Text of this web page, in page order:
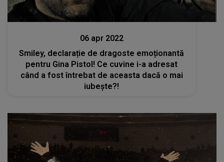
Stiri mondene
06 apr 2022
Smiley, declarație de dragoste emoționantă
pentru Gina Pistol! Ce cuvine i-a adresat
când a fost întrebat de aceasta dacă o mai
iubește?!